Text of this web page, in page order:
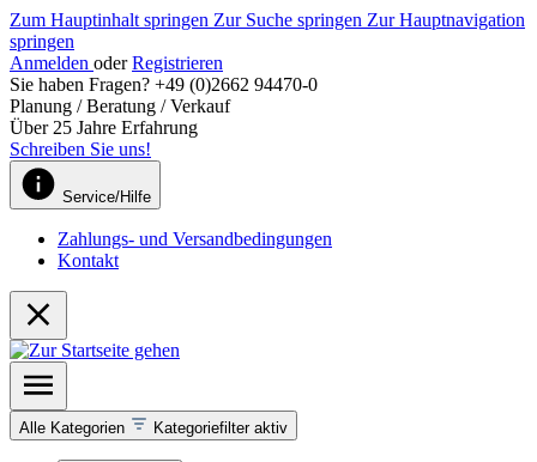
Zum Hauptinhalt springen Zur Suche springen Zur Hauptnavigation
springen
Anmelden oder Registrieren
Sie haben Fragen? +49 (0)2662 94470-0
Planung / Beratung / Verkauf
Über 25 Jahre Erfahrung
Schreiben Sie uns!
Service/Hilfe
Zahlungs- und Versandbedingungen
Kontakt
Alle Kategorien Kategoriefilter aktiv